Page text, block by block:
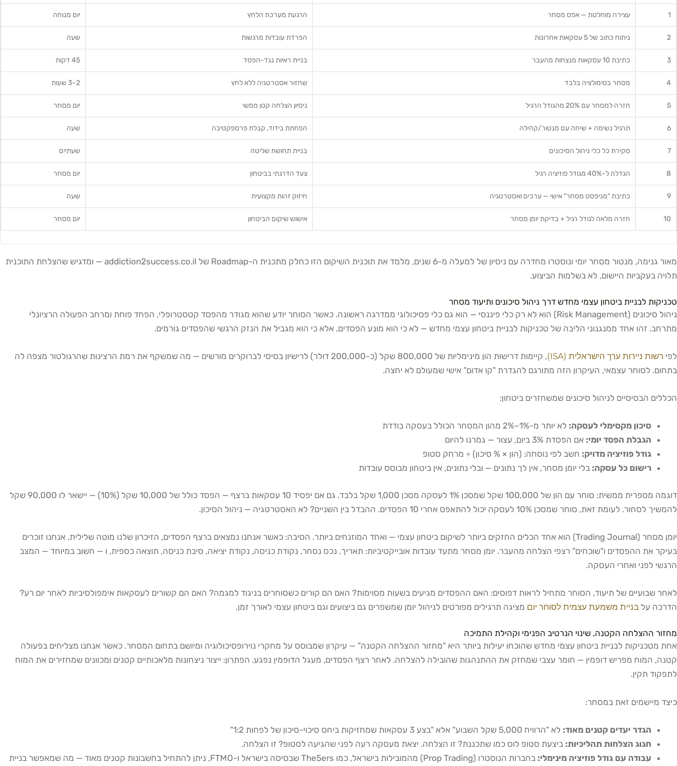
1 עצירה מוחלטת — אפס מסחר הרגעת מערכת הלחץ יום מנוחה
2 ניתוח כתוב של 5 עסקאות אחרונות הפרדת עובדות מרגשות שעה
3 כתיבת 10 עסקאות מנצחות מהעבר בניית ראיות נגד-הפסד 45 דקות
4 מסחר בסימולציה בלבד שחזור אסטרטגיה ללא לחץ 2–3 שעות
5 חזרה למסחר עם 20% מהגודל הרגיל ניסיון הצלחה קטן ממשי יום מסחר
6 תרגיל נשימה + שיחה עם מנטור/קהילה הפחתת בידוד, קבלת פרספקטיבה שעה
7 סקירת כל כלי ניהול הסיכונים בניית תחושת שליטה שעתיים
8 הגדלה ל-40% מגודל פוזיציה רגיל צעד הדרגתי בביטחון יום מסחר
9 כתיבת "מניפסט מסחר" אישי — ערכים ואסטרטגיה חיזוק זהות מקצועית שעה
10 חזרה מלאה לגודל רגיל + בדיקת יומן מסחר אישוש שיקום הביטחון יום מסחר
מאור גנימה, מנטור מסחר יומי ונוסטרו מחדרה עם ניסיון של למעלה מ-6 שנים, מלמד את תוכנית השיקום הזו כחלק מתכנית ה-Roadmap של addiction2success.co.il — ומדגיש שהצלחת התוכנית
תלויה בעקביות היישום, לא בשלמות הביצוע.
טכניקות לבניית ביטחון עצמי מחדש דרך ניהול סיכונים ותיעוד מסחר
ניהול סיכונים (Risk Management) הוא לא רק כלי פיננסי — הוא גם כלי פסיכולוגי ממדרגה ראשונה. כאשר הסוחר יודע שהוא מגודר מהפסד קטסטרופלי, הפחד פוחת ומרחב הפעולה הרציונלי
מתרחב. זהו אחד ממנגנוני הליבה של טכניקות לבניית ביטחון עצמי מחדש — לא כי הוא מונע הפסדים, אלא כי הוא מגביל את הנזק הרגשי שהפסדים גורמים.
לפי רשות ניירות ערך הישראלית (ISA)
, קיימות דרישות הון מינימליות של 800,000 שקל (כ-200,000 דולר) לרישיון בסיסי לברוקרים מורשים — מה שמשקף את רמת הרצינות שהרגולטור מצפה לה
בתחום. לסוחר עצמאי, העיקרון הזה מתורגם להגדרת "קו אדום" אישי שמעולם לא יחצה.
הכללים הבסיסיים לניהול סיכונים שמשחזרים ביטחון:
סיכון מקסימלי לעסקה: לא יותר מ-1%–2% מהון המסחר הכולל בעסקה בודדת
הגבלת הפסד יומי: אם הפסדת 3% ביום, עצור — גמרנו להיום
גודל פוזיציה מדויק: חשב לפי נוסחה: (הון × % סיכון) ÷ מרחק סטופ
רישום כל עסקה: בלי יומן מסחר, אין לך נתונים — ובלי נתונים, אין ביטחון מבוסס עובדות
דוגמה מספרית ממשית: סוחר עם הון של 100,000 שקל שמסכן 1% לעסקה מסכן 1,000 שקל בלבד. גם אם יפסיד 10 עסקאות ברצף — הפסד כולל של 10,000 שקל (10%) — יישאר לו 90,000 שקל
להמשיך לסחור. לעומת זאת, סוחר שמסכן 10% לעסקה יכול להתאפס אחרי 10 הפסדים. ההבדל בין השניים? לא האסטרטגיה — ניהול הסיכון.
יומן מסחר (Trading Journal) הוא אחד הכלים החזקים ביותר לשיקום ביטחון עצמי — ואחד המוזנחים ביותר. הסיבה: כאשר אנחנו נמצאים ברצף הפסדים, הזיכרון שלנו מוטה שלילית. אנחנו זוכרים
בעיקר את ההפסדים ו"שוכחים" רצפי הצלחה מהעבר. יומן מסחר מתעד עובדות אובייקטיביות: תאריך, נכס נסחר, נקודת כניסה, נקודת יציאה, סיבת כניסה, תוצאה כספית, ו — חשוב במיוחד — המצב
הרגשי לפני ואחרי העסקה.
לאחר שבועיים של תיעוד, הסוחר מתחיל לראות דפוסים: האם ההפסדים מגיעים בשעות מסוימות? האם הם קורים כשסוחרים בניגוד למגמה? האם הם קשורים לעסקאות אימפולסיביות לאחר יום רע?
הדרכה על בניית משמעת עצמית לסוחר יום מציגה תרגילים מפורטים לניהול יומן שמשפרים גם ביצועים וגם ביטחון עצמי לאורך זמן.
מחזור ההצלחה הקטנה, שינוי הנרטיב הפנימי וקהילת התמיכה
אחת מטכניקות לבניית ביטחון עצמי מחדש שהוכחו יעילות ביותר היא "מחזור ההצלחה הקטנה" — עיקרון שמבוסס על מחקרי נוירופסיכולוגיה ומיושם בתחום המסחר. כאשר אנחנו מצליחים בפעולה
קטנה, המוח מפריש דופמין — חומר עצבי שמחזק את ההתנהגות שהובילה להצלחה. לאחר רצף הפסדים, מעגל הדופמין נפגע. הפתרון: ייצור ניצחונות מלאכותיים קטנים ומכוונים שמחזירים את המוח
לתפקוד תקין.
כיצד מיישמים זאת במסחר:
הגדר יעדים קטנים מאוד: לא "הרוויח 5,000 שקל השבוע" אלא "בצע 3 עסקאות שמחזיקות ביחס סיכוי-סיכון של לפחות 1:2"
חגוג הצלחות תהליכיות: ביצעת סטופ לוס כמו שתכננת? זו הצלחה. יצאת מעסקה רעה לפני שהגיעה לסטופ? זו הצלחה.
עבודה עם גודל פוזיציה מינימלי:
בחברות הנוסטרו (Prop Trading) מהמובילות בישראל, כמו The5ers שבסיסה בישראל ו-FTMO, ניתן להתחיל בחשבונות קטנים מאוד — מה שמאפשר בניית